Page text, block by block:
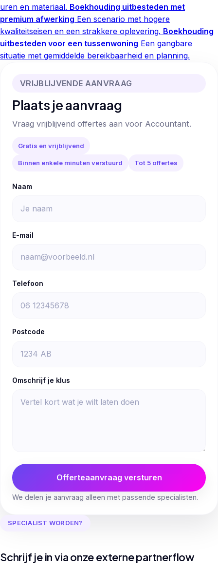
uren en materiaal. Boekhouding uitbesteden met
premium afwerking Een scenario met hogere
kwaliteitseisen en een strakkere oplevering. Boekhouding
uitbesteden voor een tussenwoning Een gangbare
situatie met gemiddelde bereikbaarheid en planning.
VRIJBLIJVENDE AANVRAAG
Plaats je aanvraag
Vraag vrijblijvend offertes aan voor Accountant.
Gratis en vrijblijvend
Binnen enkele minuten verstuurd Tot 5 offertes
Naam
E-mail
Telefoon
Postcode
Omschrijf je klus
Offerteaanvraag versturen
We delen je aanvraag alleen met passende specialisten.
SPECIALIST WORDEN?
Schrijf je in via onze externe partnerflow